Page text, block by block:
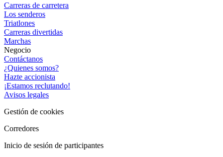
Carreras de carretera
Los senderos
Triatlones
Carreras divertidas
Marchas
Negocio
Contáctanos
¿Quienes somos?
Hazte accionista
¡Estamos reclutando!
Avisos legales
Gestión de cookies
Corredores
Inicio de sesión de participantes